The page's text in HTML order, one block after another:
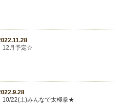
12月予定☆
10/22(土)みんなで太極拳★